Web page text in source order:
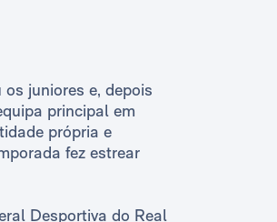
juniores e, depois
principal em
própria e
fez estrear
Desportiva do Real